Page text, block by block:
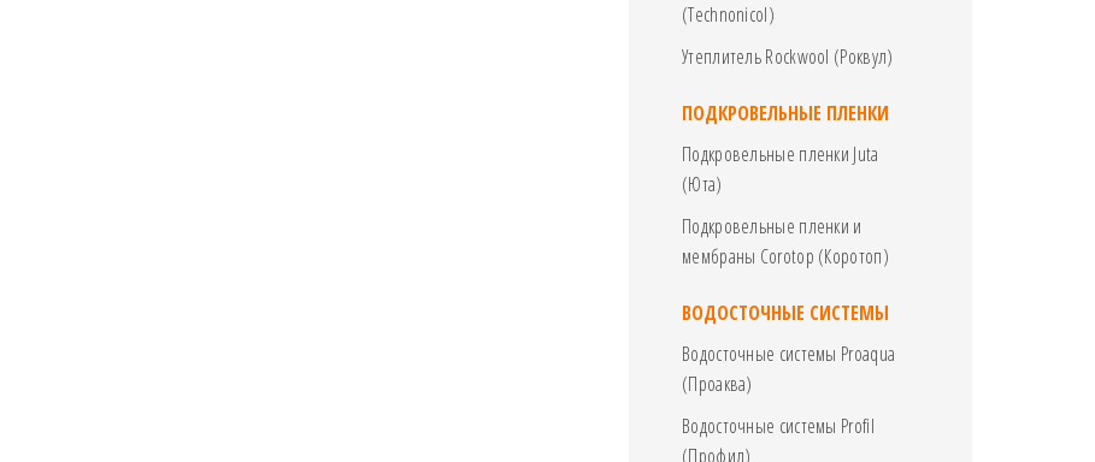
(Technonicol)
Утеплитель Rockwool (Роквул)
ПОДКРОВЕЛЬНЫЕ ПЛЕНКИ
Подкровельные пленки Juta
(Юта)
Подкровельные пленки и
мембраны Corotop (Коротоп)
ВОДОСТОЧНЫЕ СИСТЕМЫ
Водосточные системы Proaqua
(Проаква)
Водосточные системы Profil
(Профил)